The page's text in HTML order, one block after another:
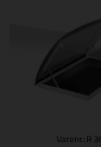
Varenr.: R